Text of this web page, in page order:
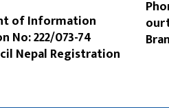
of Information
No: 222/073-74
Nepal Registration